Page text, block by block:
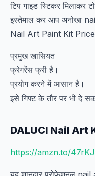
टिप गाइड स्टिकर मिलाकर
इस्तेमाल कर आप अनोखा
Nail Art Paint Kit
प्रमुख खासियत
फ्रेगरेंस फ्री है।
प्रयोग करने में आसान है।
इसे गिफ्ट के तौर पर भी दे
DALUCI Nail Art
https://amzn.to/